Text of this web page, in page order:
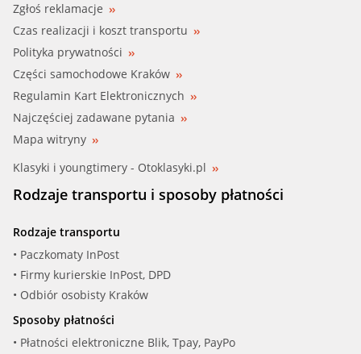
METALC/ADL (T407053)
METALCAUCH (07053)
METZGER (52081908)
MEYLE (100 653 0007/HD)
OCAP (1214296)
SIDEM (863814)
SKF (VKDS 351038)
SWAG (33 10 3881)
Zgłoś reklamacje
Czas realizacji i koszt transportu
Polityka prywatności
Części samochodowe Kraków
Regulamin Kart Elektronicznych
Najczęściej zadawane pytania
Mapa witryny
Klasyki i youngtimery - Otoklasyki.pl
Rodzaje transportu i sposoby płatności
Rodzaje transportu
• Paczkomaty InPost
• Firmy kurierskie InPost, DPD
• Odbiór osobisty Kraków
Sposoby płatności
• Płatności elektroniczne Blik, Tpay, PayPo